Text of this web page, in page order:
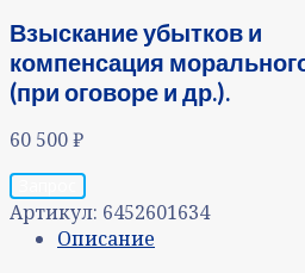
Взыскание убытков и
компенсация
(при оговоре и др.).
60 500₽
Артикул: 6452601634
Описание